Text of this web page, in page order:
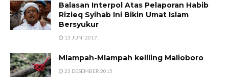
Balasan Interpol Atas Pelaporan Habib
Rizieq Syihab Ini Bikin Umat Islam
Bersyukur
13 JUNI 2017
Mlampah-Mlampah keliling Malioboro
23 DESEMBER 2015